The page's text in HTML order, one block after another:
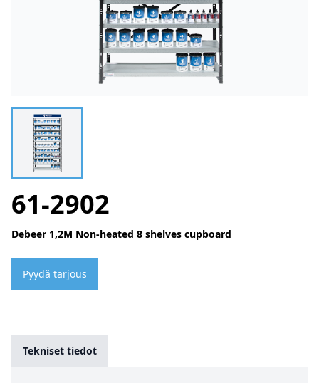
61-2902
Debeer 1,2M Non-heated 8 shelves cupboard
Pyydä tarjous
Tekniset tiedot